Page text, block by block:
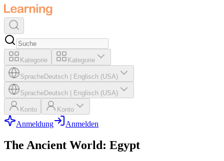
Kategorie Kategorie
SpracheDeutsch Englisch (USA)
SpracheDeutsch Englisch (USA)
Konto Konto
Anmeldung Anmelden
The Ancient World: Egypt